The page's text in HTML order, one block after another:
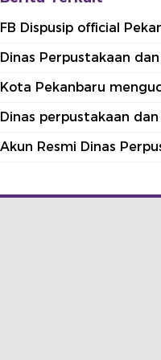
FB Dispusip official
Dinas Perpustakaan
Kota Pekanbaru
Dinas perpustakaan
Akun Resmi Dinas